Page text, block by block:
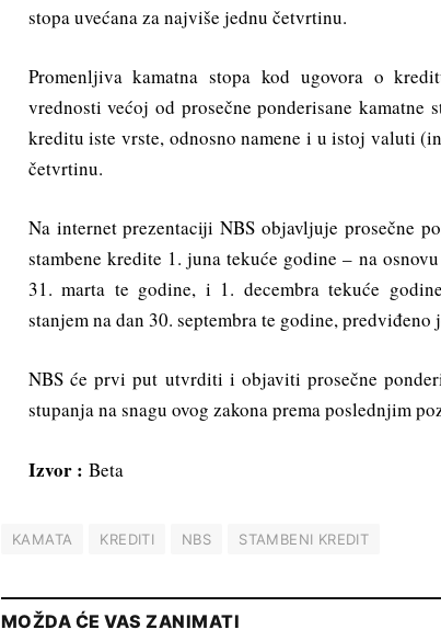
stopa uvećana za najviše jednu četvrtinu.
Promenljiva kamatna stopa kod ugovora o
vrednosti većoj od prosečne ponderisane kamatne
kreditu iste vrste, odnosno namene i u istoj valuti
četvrtinu.
Na internet prezentaciji NBS objavljuje prosečne
stambene kredite 1. juna tekuće godine – na
31. marta te godine, i 1. decembra tekuće
stanjem na dan 30. septembra te godine, predviđeno
NBS će prvi put utvrditi i objaviti prosečne
stupanja na snagu ovog zakona prema poslednjim
Izvor : Beta
KAMATA KREDITI NBS STAMBENI KREDIT
MOŽDA ĆE VAS ZANIMATI